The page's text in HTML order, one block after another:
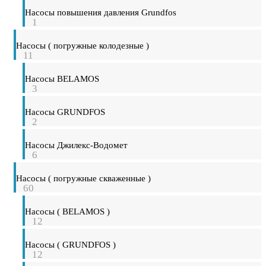
Насосы повышения давления Grundfos
1
Насосы ( погружные колодезные )
11
Насосы BELAMOS
3
Насосы GRUNDFOS
2
Насосы Джилекс-Водомет
6
Насосы ( погружные скваженные )
60
Насосы ( BELAMOS )
12
Насосы ( GRUNDFOS )
12